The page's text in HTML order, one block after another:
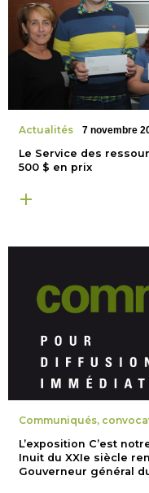
Actualités 7 novembre
Le Service des
500 $ en prix
Communiqués,
L’exposition C’est
Inuit du XXIe siècle
Gouverneur général